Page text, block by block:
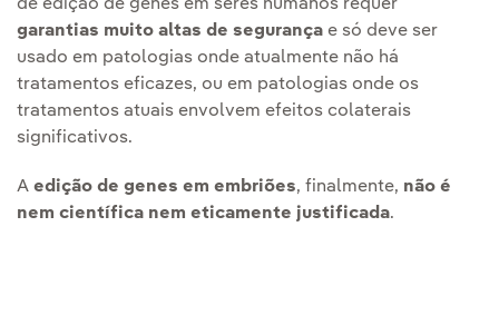
de edição de genes em seres humanos requer
garantias muito altas de segurança e só deve ser
usado em patologias onde atualmente não há
tratamentos eficazes, ou em patologias onde os
tratamentos atuais envolvem efeitos colaterais
significativos.
A edição de genes em embriões, finalmente, não é
nem científica nem eticamente justificada.